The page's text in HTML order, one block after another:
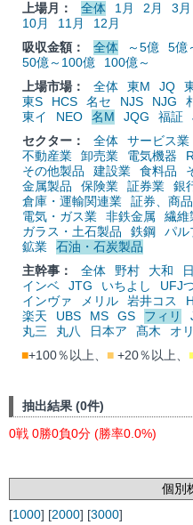
上場月：
全体 1月 2月 3月
10月
11月
12月
吸収金額：
全体 ～5億 5億
50億～100億
100億～
上場市場：
全体 東M JQ
東S
HCS 名セ NJS NJG
東イ
NEO 名M JQG 福証
セクター：
全体 サービス業
不動産業
卸売業 電気機器
その他製品
建設業 食料品
金属製品
保険業 証券業 銀
倉庫・運輸関連業
証券、商
電気・ガス業
非鉄金属 繊維
ガラス・土石製品
鉄鋼 パル
鉱業
石油・石炭製品
主幹事：
全体 野村 大和
インベ
JTG いちよし UFJ
インヴァ
メリル 岩井コス
楽天
UBS MS GS フィリ
丸三
丸八 日本ア 髙木 オリ
■+100％以上、 ■ +20％以上、
抽出結果 (0件)
0戦 0勝0負0分 (勝率0.0%)
個別
[1000] [2000] [3000]